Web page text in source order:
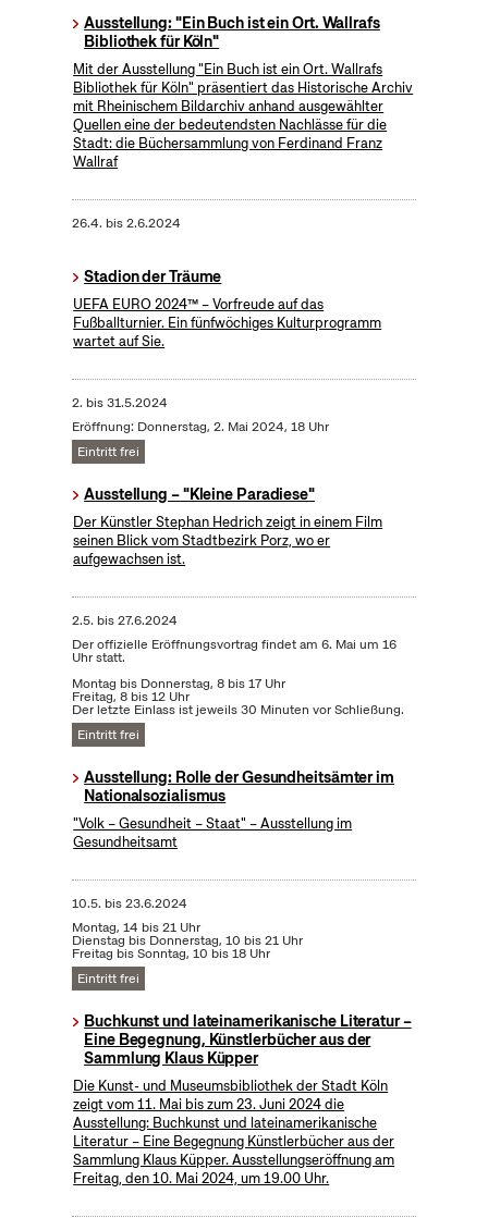
Ausstellung: "Ein Buch ist ein Ort. Wallrafs
Bibliothek für Köln"
Mit der Ausstellung "Ein Buch ist ein Ort. Wallrafs
Bibliothek für Köln" präsentiert das Historische Archiv
mit Rheinischem Bildarchiv anhand ausgewählter
Quellen eine der bedeutendsten Nachlässe für die
Stadt: die Büchersammlung von Ferdinand Franz
Wallraf
26.4. bis2.6.2024
Stadion der Träume
UEFA EURO 2024™ – Vorfreude auf das
Fußballturnier. Ein fünfwöchiges Kulturprogramm
wartet auf Sie.
2. bis31.5.2024
Eröffnung: Donnerstag, 2. Mai 2024, 18 Uhr
Eintritt frei
Ausstellung – "Kleine Paradiese"
Der Künstler Stephan Hedrich zeigt in einem Film
seinen Blick vom Stadtbezirk Porz, wo er
aufgewachsen ist.
2.5. bis27.6.2024
Der offizielle Eröffnungsvortrag findet am 6. Mai um 16
Uhr statt.
Montag bis Donnerstag, 8 bis 17 Uhr
Freitag, 8 bis 12 Uhr
Der letzte Einlass ist jeweils 30 Minuten vor Schließung.
Eintritt frei
Ausstellung: Rolle der Gesundheitsämter im
Nationalsozialismus
"Volk – Gesundheit – Staat" – Ausstellung im
Gesundheitsamt
10.5. bis23.6.2024
Montag, 14 bis 21 Uhr
Dienstag bis Donnerstag, 10 bis 21 Uhr
Freitag bis Sonntag, 10 bis 18 Uhr
Eintritt frei
Buchkunst und lateinamerikanische Literatur –
Eine Begegnung, Künstlerbücher aus der
Sammlung Klaus Küpper
Die Kunst- und Museumsbibliothek der Stadt Köln
zeigt vom 11. Mai bis zum 23. Juni 2024 die
Ausstellung: Buchkunst und lateinamerikanische
Literatur – Eine Begegnung Künstlerbücher aus der
Sammlung Klaus Küpper. Ausstellungseröffnung am
Freitag, den 10. Mai 2024, um 19.00 Uhr.